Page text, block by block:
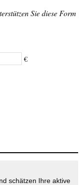
Sie diese Form
€
schätzen Ihre aktive